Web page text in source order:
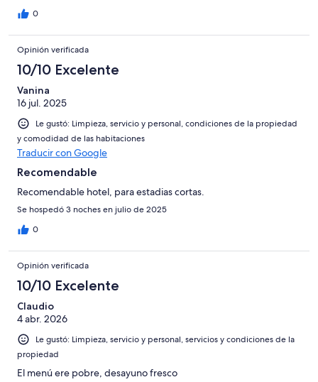
0
Opinión verificada
10/10 Excelente
Vanina
16 jul. 2025
Le gustó: Limpieza, servicio y personal, condiciones de la propiedad
y comodidad de las habitaciones
Traducir con Google
Recomendable
Recomendable hotel, para estadias cortas.
Se hospedó 3 noches en julio de 2025
0
Opinión verificada
10/10 Excelente
Claudio
4 abr. 2026
Le gustó: Limpieza, servicio y personal, servicios y condiciones de la
propiedad
El menú ere pobre, desayuno fresco